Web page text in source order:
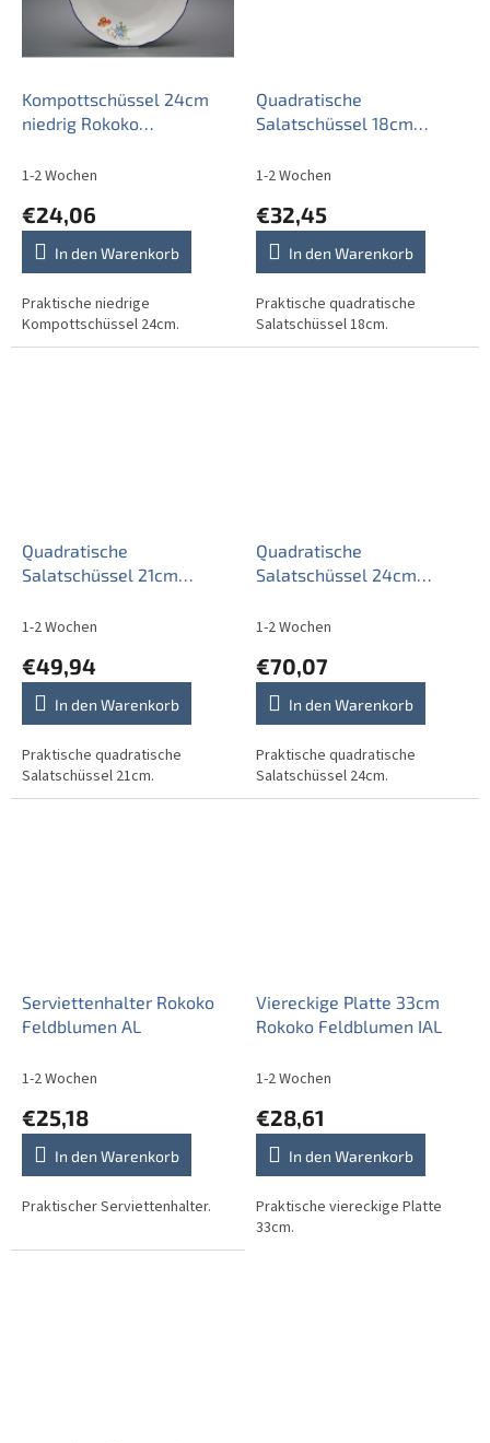
Kompottschüssel 24cm
niedrig Rokoko
1-2 Wochen
€24,06
In den Warenkorb
Praktische niedrige
Kompottschüssel 24cm.
Quadratische
Salatschüssel 18cm
1-2 Wochen
€32,45
In den Warenkorb
Praktische quadratische
Salatschüssel 18cm.
Quadratische
Salatschüssel 21cm
1-2 Wochen
€49,94
In den Warenkorb
Praktische quadratische
Salatschüssel 21cm.
Quadratische
Salatschüssel 24cm
1-2 Wochen
€70,07
In den Warenkorb
Praktische quadratische
Salatschüssel 24cm.
Serviettenhalter Rokoko
Feldblumen AL
1-2 Wochen
€25,18
In den Warenkorb
Praktischer Serviettenhalter.
Viereckige Platte 33cm
Rokoko Feldblumen IAL
1-2 Wochen
€28,61
In den Warenkorb
Praktische viereckige Platte
33cm.